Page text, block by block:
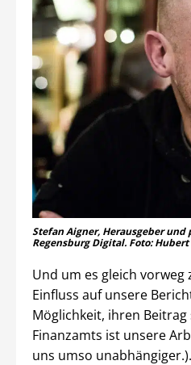
Stefan Aigner, Herausgeber
Regensburg Digital. Foto: Hubert
Und um es gleich
Einfluss auf unsere
Möglichkeit, ihren
Finanzamts ist unsere
uns umso unabhängiger.).